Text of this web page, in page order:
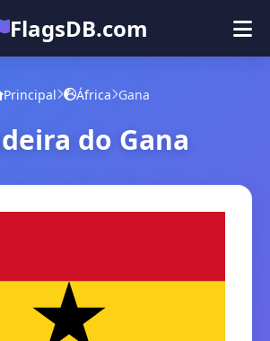
FlagsDB.com
Principal
Quiz
Principal África Gana
do Gana